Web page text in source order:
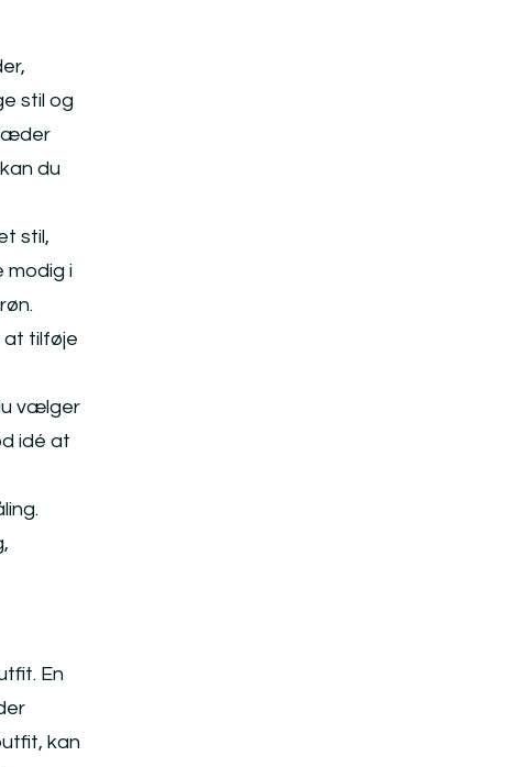
stil og
læder
du
stil,
modig i
at tilføje
vælger
idé at
En
kan